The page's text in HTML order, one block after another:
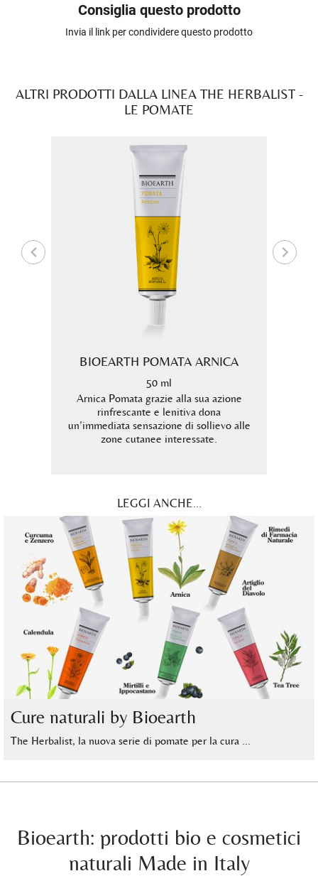
Consiglia questo prodotto
Invia il link per condividere questo prodotto
ALTRI PRODOTTI DALLA LINEA THE HERBALIST -
LE POMATE
BIOEARTH POMATA ARNICA
50 ml
Arnica Pomata grazie alla sua azione
rinfrescante e lenitiva dona
un’immediata sensazione di sollievo alle
zone cutanee interessate.
LEGGI ANCHE...
Cure naturali by Bioearth
The Herbalist, la nuova serie di pomate per la cura …
Bioearth: prodotti bio e cosmetici
naturali Made in Italy